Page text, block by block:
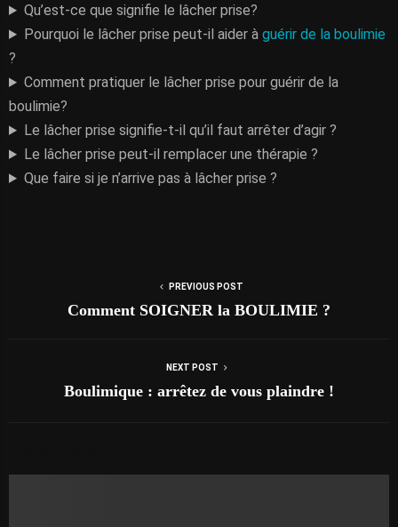
Qu’est-ce que signifie le lâcher prise?
Pourquoi le lâcher prise peut-il aider à guérir de la boulimie
?
Comment pratiquer le lâcher prise pour guérir de la
boulimie?
Le lâcher prise signifie-t-il qu’il faut arrêter d’agir ?
Le lâcher prise peut-il remplacer une thérapie ?
Que faire si je n’arrive pas à lâcher prise ?
PREVIOUS POST
Comment SOIGNER la BOULIMIE ?
NEXT POST
Boulimique : arrêtez de vous plaindre !